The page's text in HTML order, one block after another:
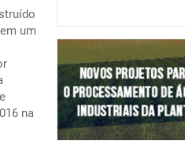
um
na